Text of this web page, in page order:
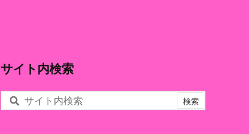
サイト内検索